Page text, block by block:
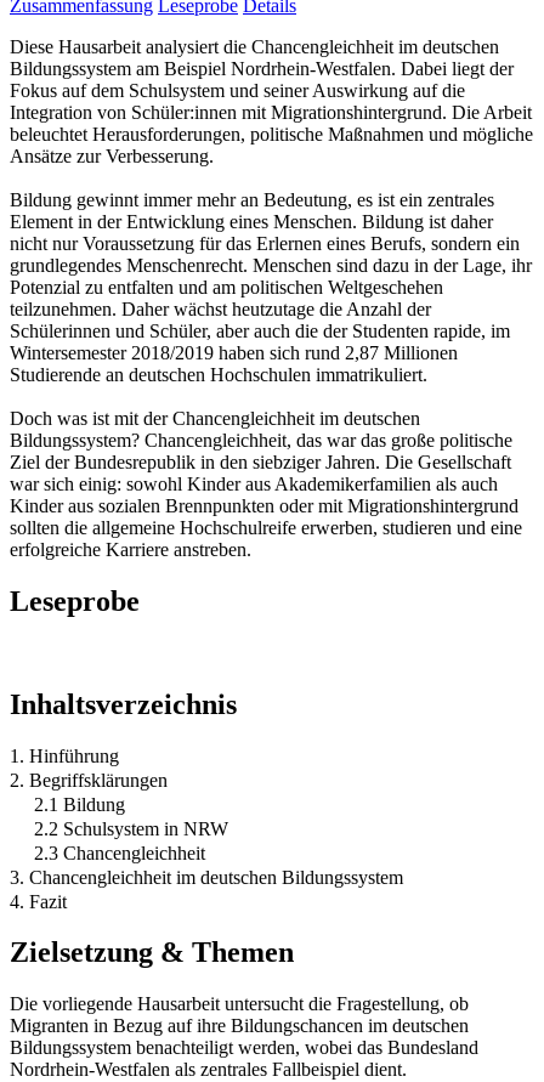
Zusammenfassung Leseprobe Details
Diese Hausarbeit analysiert die Chancengleichheit im deutschen
Bildungssystem am Beispiel Nordrhein-Westfalen. Dabei liegt der
Fokus auf dem Schulsystem und seiner Auswirkung auf die
Integration von Schüler:innen mit Migrationshintergrund. Die Arbeit
beleuchtet Herausforderungen, politische Maßnahmen und mögliche
Ansätze zur Verbesserung.
Bildung gewinnt immer mehr an Bedeutung, es ist ein zentrales
Element in der Entwicklung eines Menschen. Bildung ist daher
nicht nur Voraussetzung für das Erlernen eines Berufs, sondern ein
grundlegendes Menschenrecht. Menschen sind dazu in der Lage, ihr
Potenzial zu entfalten und am politischen Weltgeschehen
teilzunehmen. Daher wächst heutzutage die Anzahl der
Schülerinnen und Schüler, aber auch die der Studenten rapide, im
Wintersemester 2018/2019 haben sich rund 2,87 Millionen
Studierende an deutschen Hochschulen immatrikuliert.
Doch was ist mit der Chancengleichheit im deutschen
Bildungssystem? Chancengleichheit, das war das große politische
Ziel der Bundesrepublik in den siebziger Jahren. Die Gesellschaft
war sich einig: sowohl Kinder aus Akademikerfamilien als auch
Kinder aus sozialen Brennpunkten oder mit Migrationshintergrund
sollten die allgemeine Hochschulreife erwerben, studieren und eine
erfolgreiche Karriere anstreben.
Leseprobe
Inhaltsverzeichnis
1. Hinführung
2. Begriffsklärungen
2.1 Bildung
2.2 Schulsystem in NRW
2.3 Chancengleichheit
3. Chancengleichheit im deutschen Bildungssystem
4. Fazit
Zielsetzung & Themen
Die vorliegende Hausarbeit untersucht die Fragestellung, ob
Migranten in Bezug auf ihre Bildungschancen im deutschen
Bildungssystem benachteiligt werden, wobei das Bundesland
Nordrhein-Westfalen als zentrales Fallbeispiel dient.